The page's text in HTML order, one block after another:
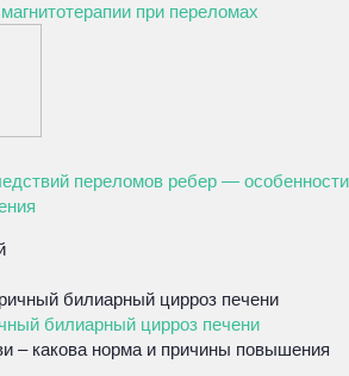
при переломах
переломов ребер — особенности
билиарный цирроз печени